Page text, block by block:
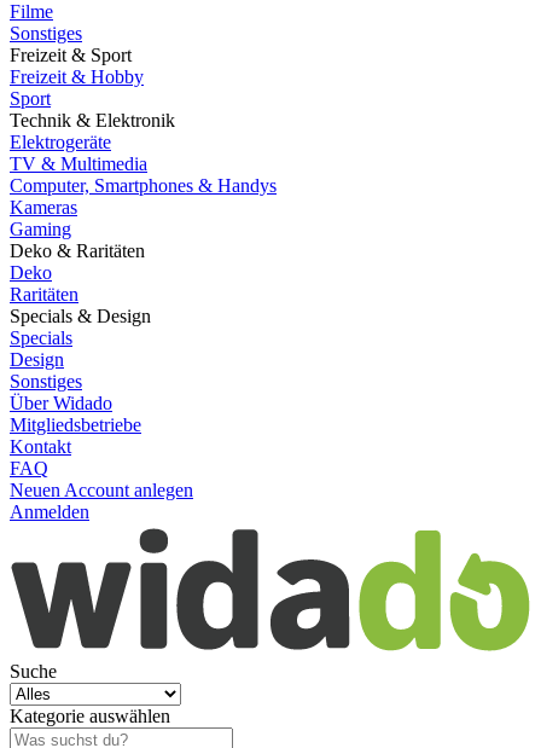
Filme
Sonstiges
Freizeit & Sport
Freizeit & Hobby
Sport
Technik & Elektronik
Elektrogeräte
TV & Multimedia
Computer, Smartphones & Handys
Kameras
Gaming
Deko & Raritäten
Deko
Raritäten
Specials & Design
Specials
Design
Sonstiges
Über Widado
Mitgliedsbetriebe
Kontakt
FAQ
Neuen Account anlegen
Anmelden
Suche
Kategorie auswählen